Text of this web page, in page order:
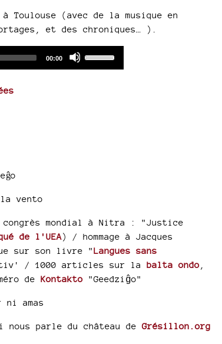
Toulouse (avec de la musique en
et des chroniques… ).
Total
00:00
vento
congrès mondial à Nitra : "Justice
de l'UEA) / hommage à Jacques
sur son livre "Langues sans
/ 1000 articles sur la balta ondo,
de Kontakto"Geedziĝo"
ni amas
nous parle du château deGrésillon.org